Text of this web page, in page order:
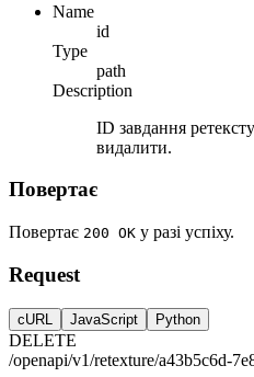
Name
id
Type
path
Description
ID завдання
видалити.
Повертає
Повертає 200 OK у разі успіху.
Request
cURL JavaScript Python
DELETE
/openapi/v1/retexture/a43b5c6d-